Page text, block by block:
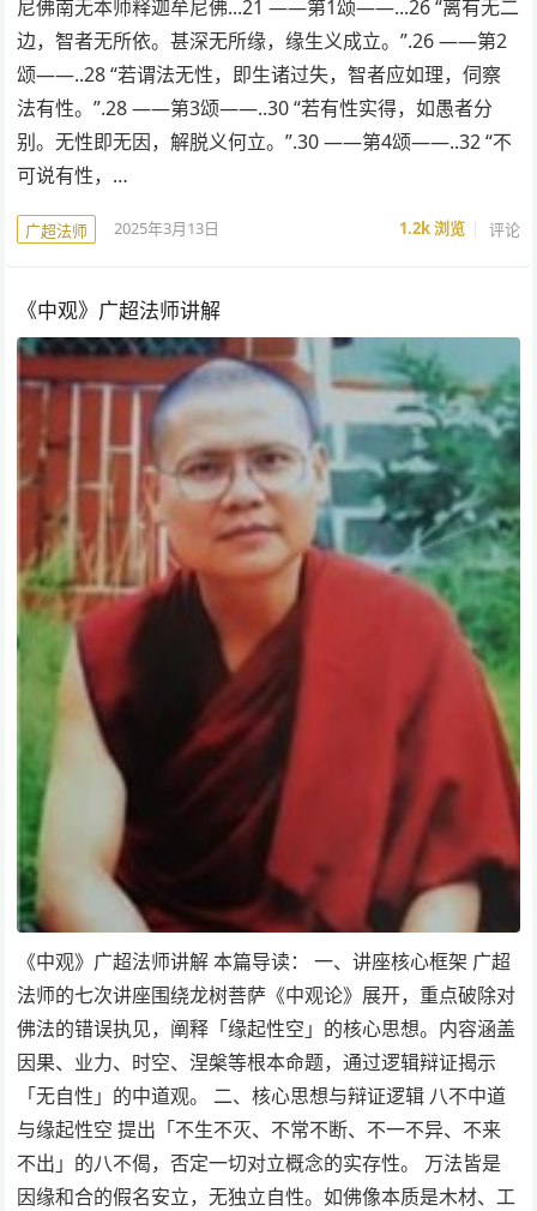
尼佛南无本师释迦牟尼佛...21 ——第1颂——...26 “离有无二
边，智者无所依。甚深无所缘，缘生义成立。”.26 ——第2
颂——..28 “若谓法无性，即生诸过失，智者应如理，伺察
法有性。”.28 ——第3颂——..30 “若有性实得，如愚者分
别。无性即无因，解脱义何立。”.30 ——第4颂——..32 “不
可说有性，…
广超法师 2025年3月13日 1.2k浏览 评论
《中观》广超法师讲解
《中观》广超法师讲解 本篇导读： 一、讲座核心框架 广超
法师的七次讲座围绕龙树菩萨《中观论》展开，重点破除对
佛法的错误执见，阐释「缘起性空」的核心思想。内容涵盖
因果、业力、时空、涅槃等根本命题，通过逻辑辩证揭示
「无自性」的中道观。 二、核心思想与辩证逻辑 八不中道
与缘起性空 提出「不生不灭、不常不断、不一不异、不来
不出」的八不偈，否定一切对立概念的实存性。 万法皆是
因缘和合的假名安立，无独立自性。如佛像本质是木材、工